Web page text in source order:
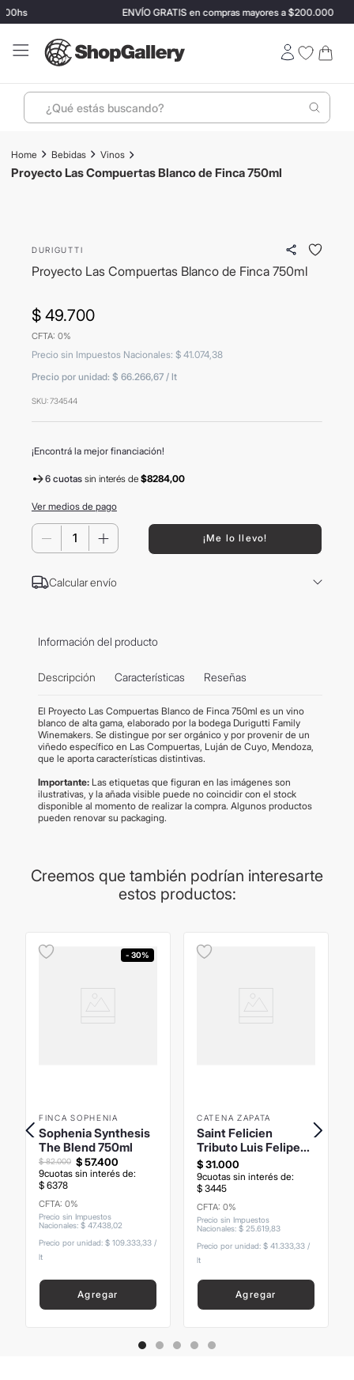
ENVÍO GRATIS en compras mayores a $200.000
¿Qué estás buscando?
Bebidas Vinos
Proyecto Las Compuertas Blanco de Finca 750ml
DURIGUTTI
Proyecto Las Compuertas Blanco de Finca 750ml
$ 49.700
CFTA: 0%
Precio sin Impuestos Nacionales: $ 41.074, 38
Precio por unidad: $ 66.266,67/ lt
SKU:734544
¡Encontrá la mejor financiación!
6 cuotas sin interésde $8284,00
Ver medios de pago
＋
－ ¡Me lo llevo!
Calcular envío
Información del producto
Descripción Características Reseñas
El Proyecto Las Compuertas Blanco de Finca 750ml es un vino
blanco de alta gama, elaborado por la bodega Durigutti Family
Winemakers. Se distingue por ser orgánico y por provenir de un
viñedo específico en Las Compuertas, Luján de Cuyo, Mendoza,
que le aporta características distintivas.
Importante: Las etiquetas que figuran en las imágenes son
ilustrativas, y la añada visible puede no coincidir con el stock
disponible al momento de realizar la compra. Algunos productos
pueden renovar su packaging.
Creemos que también podrían interesarte
estos productos:
- 30%
FINCA SOPHENIA
Sophenia Synthesis
The Blend 750ml
$57.400
$ 82.000
9cuotas sin interés de:
$ 6378
CFTA: 0%
Precio sin Impuestos
Nacionales: $ 47.43802
Precio por unidad: $ 109.333,33 /
lt
Agregar
CATENA ZAPATA
Saint Felicien
Tributo Luis Felipe
Noe 750ml
$31.000
9cuotas sin interés de:
$ 3445
CFTA: 0%
Precio sin Impuestos
Nacionales: $ 2561983
Precio por unidad: $ 41.333,33 /
lt
Agregar
1. perfumes
4. termo stanley
5
6. bressia
7
mochila
10. tom ford